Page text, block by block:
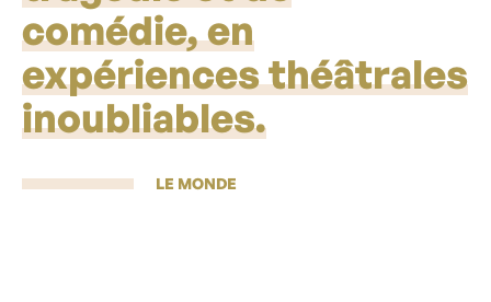
comédie, en
expériences théâtrales
inoubliables.
LE MONDE